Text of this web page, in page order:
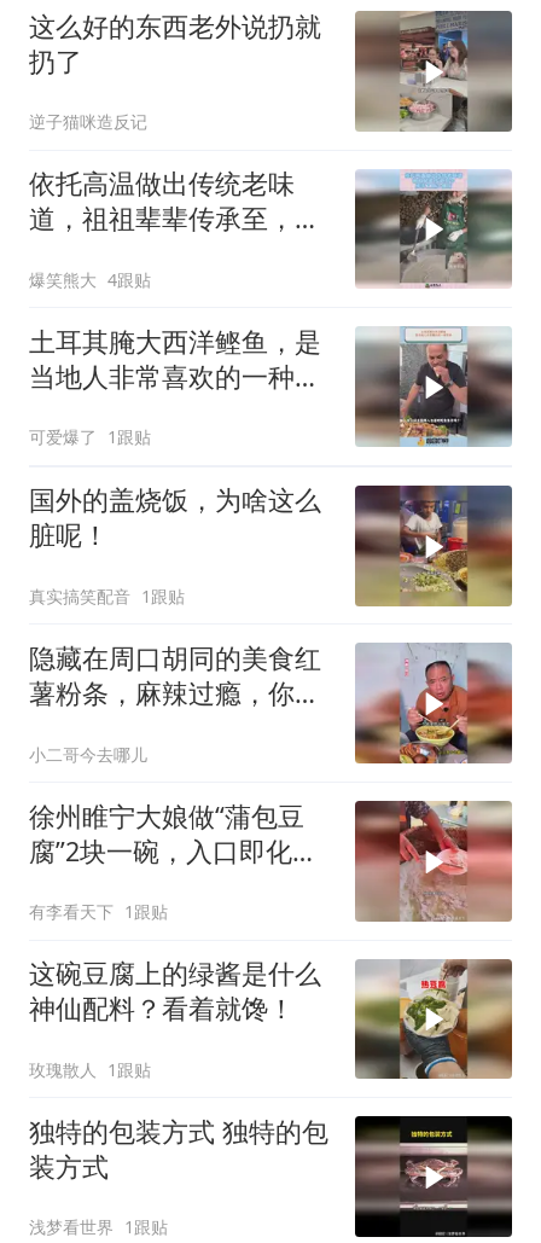
这么好的东西老外说扔就
扔了
逆子猫咪造反记
依托高温做出传统老味
道，祖祖辈辈传承至，今
爆笑熊大 4跟贴
土耳其腌大西洋鲣鱼，是
当地人非常喜欢的一种美
可爱爆了 1跟贴
国外的盖烧饭，为啥这么
脏呢！
真实搞笑配音 1跟贴
隐藏在周口胡同的美食红
薯粉条，麻辣过瘾，你来
小二哥今去哪儿
徐州睢宁大娘做“蒲包豆
腐”2块一碗，入口即化，
有李看天下 1跟贴
这碗豆腐上的绿酱是什么
神仙配料？看着就馋！
玫瑰散人 1跟贴
独特的包装方式 独特的包
装方式
浅梦看世界 1跟贴